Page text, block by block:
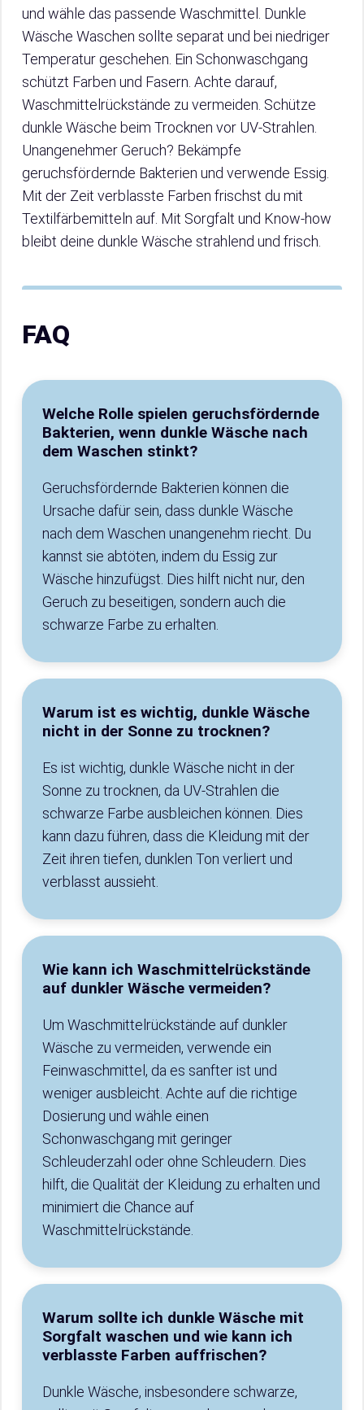
und wähle das passende Waschmittel. Dunkle
Wäsche Waschen sollte separat und bei niedriger
Temperatur geschehen. Ein Schonwaschgang
schützt Farben und Fasern. Achte darauf,
Waschmittelrückstände zu vermeiden. Schütze
dunkle Wäsche beim Trocknen vor UV-Strahlen.
Unangenehmer Geruch? Bekämpfe
geruchsfördernde Bakterien und verwende Essig.
Mit der Zeit verblasste Farben frischst du mit
Textilfärbemitteln auf. Mit Sorgfalt und Know-how
bleibt deine dunkle Wäsche strahlend und frisch.
FAQ
Welche Rolle spielen geruchsfördernde
Bakterien, wenn dunkle Wäsche nach
dem Waschen stinkt?
Geruchsfördernde Bakterien können die
Ursache dafür sein, dass dunkle Wäsche
nach dem Waschen unangenehm riecht. Du
kannst sie abtöten, indem du Essig zur
Wäsche hinzufügst. Dies hilft nicht nur, den
Geruch zu beseitigen, sondern auch die
schwarze Farbe zu erhalten.
Warum ist es wichtig, dunkle Wäsche
nicht in der Sonne zu trocknen?
Es ist wichtig, dunkle Wäsche nicht in der
Sonne zu trocknen, da UV-Strahlen die
schwarze Farbe ausbleichen können. Dies
kann dazu führen, dass die Kleidung mit der
Zeit ihren tiefen, dunklen Ton verliert und
verblasst aussieht.
Wie kann ich Waschmittelrückstände
auf dunkler Wäsche vermeiden?
Um Waschmittelrückstände auf dunkler
Wäsche zu vermeiden, verwende ein
Feinwaschmittel, da es sanfter ist und
weniger ausbleicht. Achte auf die richtige
Dosierung und wähle einen
Schonwaschgang mit geringer
Schleuderzahl oder ohne Schleudern. Dies
hilft, die Qualität der Kleidung zu erhalten und
minimiert die Chance auf
Waschmittelrückstände.
Warum sollte ich dunkle Wäsche mit
Sorgfalt waschen und wie kann ich
verblasste Farben auffrischen?
Dunkle Wäsche, insbesondere schwarze,